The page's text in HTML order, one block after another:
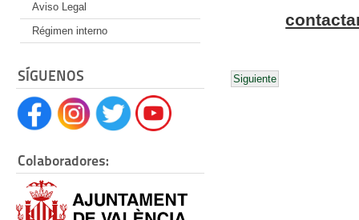
Aviso Legal
Régimen interno
SÍGUENOS
Colaboradores:
Siguiente